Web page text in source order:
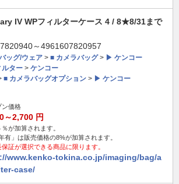
IV WPフィルターケース 4 / 8★8/31まで
～4961607820957
ッグ/ウェア > ■ カメラバッグ> ▶ ケンコー
ルター > ケンコー
■ カメラバッグオプション > ▶ ケンコー
ン価格
～2,700 円
が加算されます。
有」は販売価格の8%が加算されます。
証が選択できる商品に限ります。
www.kenko-tokina.co.jp/imaging/bag/a
case/